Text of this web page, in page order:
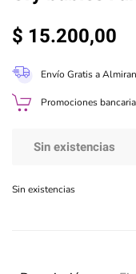
$ 15.200,00
Envío Gratis a
Promociones
Sin existencias
Sin existencias